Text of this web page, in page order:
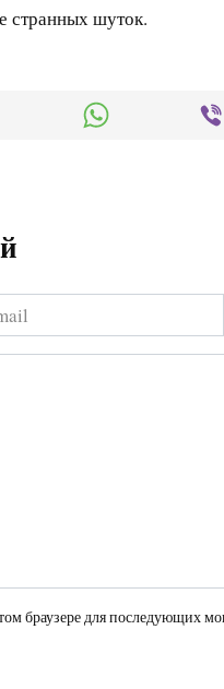
странных шуток.
браузере для последующих